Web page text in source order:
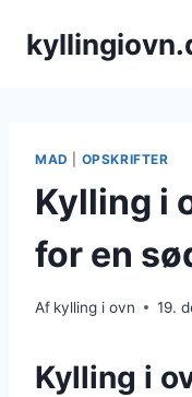
MAD OPSKRIFTER
Kylling i
for en
Af kylling i ovn 19.
Kylling i